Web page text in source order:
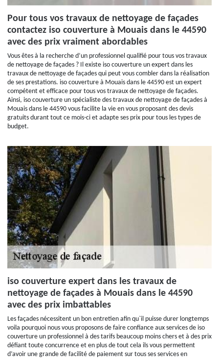
Pour tous vos travaux de nettoyage de façades
contactez iso couverture à Mouais dans le 44590
avec des prix vraiment abordables
Vous êtes à la recherche d’un professionnel qualifié pour tous vos travaux
de nettoyage de façades ? Il existe iso couverture un expert dans les
travaux de nettoyage de façades qui peut vous combler dans la réalisation
de ses prestations. iso couverture à Mouais dans le 44590 est un expert
compétent et efficace pour tous vos travaux de nettoyage de façades.
Ainsi, iso couverture un spécialiste des travaux de nettoyage de façades à
Mouais dans le 44590 vous facilite la vie en vous proposant des devis
gratuits durant tout ce mois-ci et adapte ses prix pour tous les types de
budget.
iso couverture expert dans les travaux de
nettoyage de façades à Mouais dans le 44590
avec des prix imbattables
Les façades nécessitent un bon entretien afin qu`il puisse durer longtemps
voila pourquoi nous vous proposons de faire confiance aux services de iso
couverture un professionnel à des tarifs beaucoup moins chers et à des prix
défiant toute concurrence et en plus de tout cela ils vous permettent
d’avoir une grande de facilité de paiement sur tous ses services en